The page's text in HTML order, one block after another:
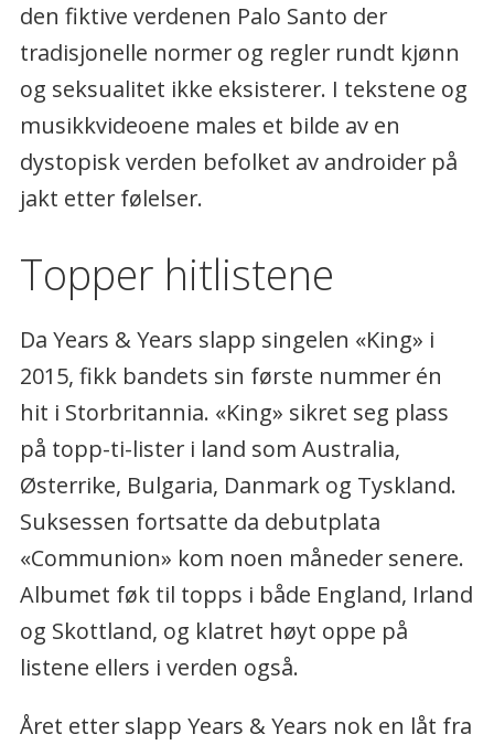
den fiktive verdenen Palo Santo der
tradisjonelle normer og regler rundt kjønn
og seksualitet ikke eksisterer. I tekstene og
musikkvideoene males et bilde av en
dystopisk verden befolket av androider på
jakt etter følelser.
Topper hitlistene
Da Years & Years slapp singelen «King» i
2015, fikk bandets sin første nummer én
hit i Storbritannia. «King» sikret seg plass
på topp-ti-lister i land som Australia,
Østerrike, Bulgaria, Danmark og Tyskland.
Suksessen fortsatte da debutplata
«Communion» kom noen måneder senere.
Albumet føk til topps i både England, Irland
og Skottland, og klatret høyt oppe på
listene ellers i verden også.
Året etter slapp Years & Years nok en låt fra